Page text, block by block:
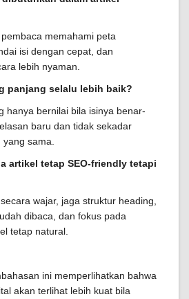
memahami peta
isi dengan cepat, dan
lebih nyaman.
panjang selalu lebih baik?
hanya bernilai bila isinya benar-
baru dan tidak sekadar
yang sama.
artikel tetap SEO-friendly tetapi
wajar, jaga struktur heading,
dibaca, dan fokus pada
tetap natural.
ini memperlihatkan bahwa
akan terlihat lebih kuat bila